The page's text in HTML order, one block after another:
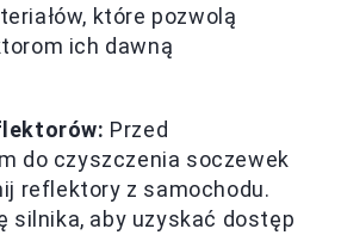
które pozwolą
ich dawną
Przed
do czyszczenia soczewek
reflektory z samochodu.
silnika, aby uzyskać dostęp